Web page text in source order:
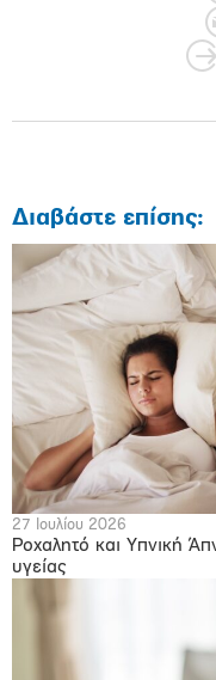
Διαβάστε επίσης:
27 Ιουλίου 2026
Ροχαλητό και Υπνική
υγείας